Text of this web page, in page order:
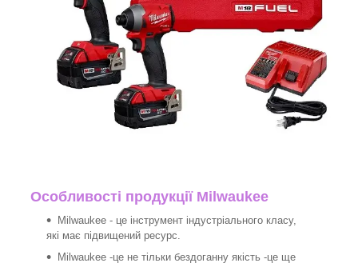
Особливості продукції Milwaukee
Milwaukee - це інструмент індустріального класу,
які має підвищений ресурс.
Milwaukee -це не тільки бездоганну якість -це ще